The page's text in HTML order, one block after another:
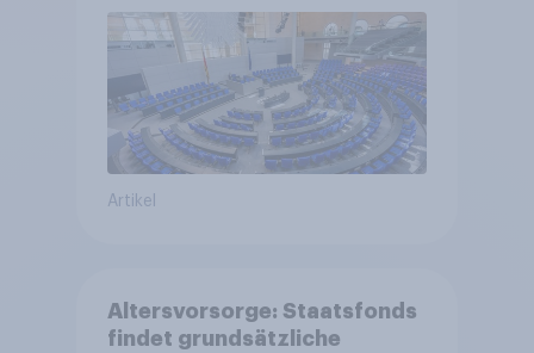
Artikel
Altersvorsorge: Staatsfonds
findet grundsätzliche